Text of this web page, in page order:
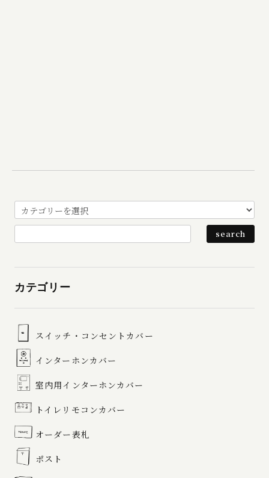
カテゴリー
スイッチ・コンセントカバー
インターホンカバー
室内用インターホンカバー
トイレリモコンカバー
オーダー表札
ポスト